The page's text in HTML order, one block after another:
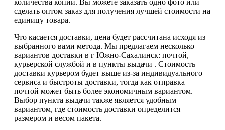
количества копий. Вы можете заказать одно фото или
сделать оптом заказ для получения лучшей стоимости на
единицу товара.
Что касается доставки, цена будет рассчитана исходя из
выбранного вами метода. Мы предлагаем несколько
вариантов доставки в г Южно-Сахалинск: почтой,
курьерской службой и в пункты выдачи . Стоимость
доставки курьером будет выше из-за индивидуального
сервиса и быстроты доставки, тогда как отправка
почтой может быть более экономичным вариантом.
Выбор пункта выдачи также является удобным
вариантом, где стоимость доставки определится
размером и весом пакета.